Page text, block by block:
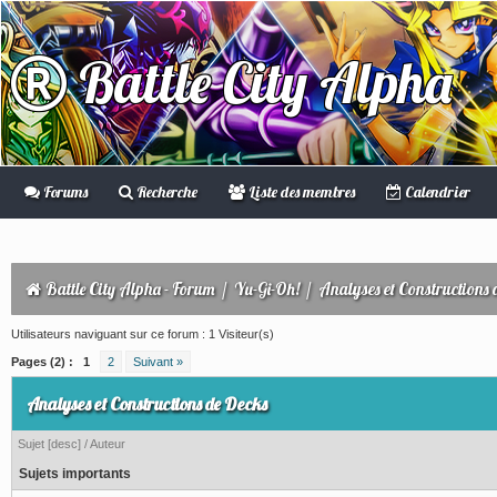
Battle City Alpha
Forums Recherche Liste des membres Calendrier
Battle City Alpha - Forum/ Yu-Gi-Oh! / Analyses et Constructions
Utilisateurs naviguant sur ce forum : 1 Visiteur(s)
Pages (2) : 1 2 Suivant »
Analyses et Constructions de Decks
Sujet [desc] /Auteur
Sujets importants